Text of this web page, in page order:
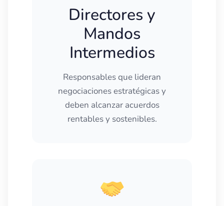
Directores y
Mandos
Intermedios
Responsables que lideran
negociaciones estratégicas y
deben alcanzar acuerdos
rentables y sostenibles.